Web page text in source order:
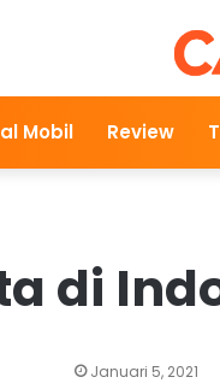
Mobil Review
di
Januari 5, 2021